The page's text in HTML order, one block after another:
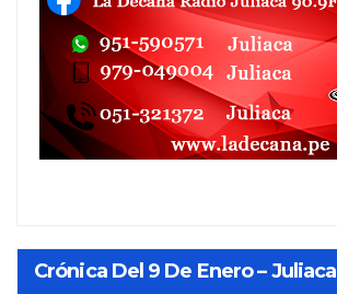
Crónica Del 9 De Enero – Juliaca